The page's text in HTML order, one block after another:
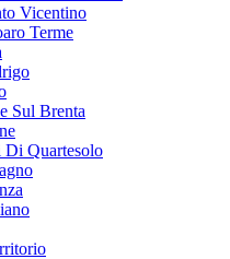
Vicentino
Terme
Sul Brenta
Di Quartesolo